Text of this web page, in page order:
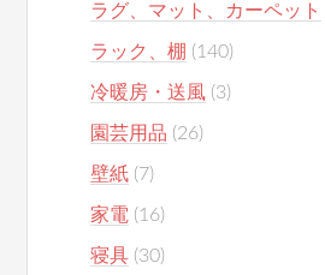
ラグ、マット、カーペット
ラック、棚 (140)
冷暖房・送風 (3)
園芸用品 (26)
壁紙 (7)
家電 (16)
寝具 (30)